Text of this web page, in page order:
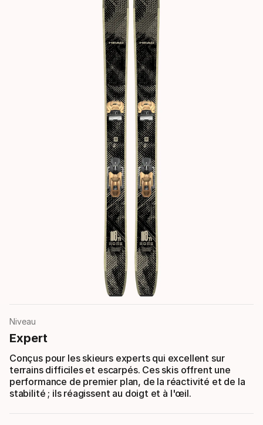
Niveau
Expert
Conçus pour les skieurs experts qui excellent sur
terrains difficiles et escarpés. Ces skis offrent une
performance de premier plan, de la réactivité et de la
stabilité ; ils réagissent au doigt et à l'œil.